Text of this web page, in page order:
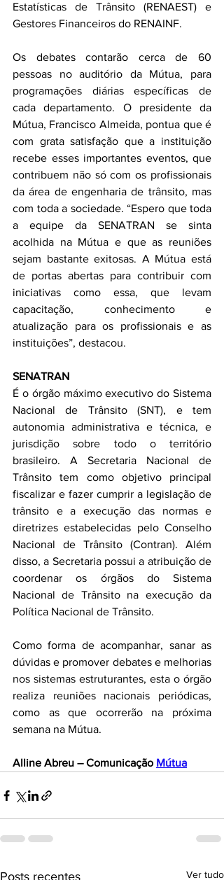
Estatísticas de Trânsito (RENAEST) e
Gestores Financeiros do RENAINF.
Os debates contarão cerca de 60
pessoas no auditório da Mútua, para
programações diárias específicas de
cada departamento. O presidente da
Mútua, Francisco Almeida, pontua que é
com grata satisfação que a instituição
recebe esses importantes eventos, que
contribuem não só com os profissionais
da área de engenharia de trânsito, mas
com toda a sociedade. “Espero que toda
a equipe da SENATRAN se sinta
acolhida na Mútua e que as reuniões
sejam bastante exitosas. A Mútua está
de portas abertas para contribuir com
iniciativas como essa, que levam
capacitação, conhecimento e
atualização para os profissionais e as
instituições”, destacou.
SENATRAN
É o órgão máximo executivo do Sistema
Nacional de Trânsito (SNT), e tem
autonomia administrativa e técnica, e
jurisdição sobre todo o território
brasileiro. A Secretaria Nacional de
Trânsito tem como objetivo principal
fiscalizar e fazer cumprir a legislação de
trânsito e a execução das normas e
diretrizes estabelecidas pelo Conselho
Nacional de Trânsito (Contran). Além
disso, a Secretaria possui a atribuição de
coordenar os órgãos do Sistema
Nacional de Trânsito na execução da
Política Nacional de Trânsito.
Como forma de acompanhar, sanar as
dúvidas e promover debates e melhorias
nos sistemas estruturantes, esta o órgão
realiza reuniões nacionais periódicas,
como as que ocorrerão na próxima
semana na Mútua.
Alline Abreu – Comunicação Mútua
Posts recentes Ver tudo